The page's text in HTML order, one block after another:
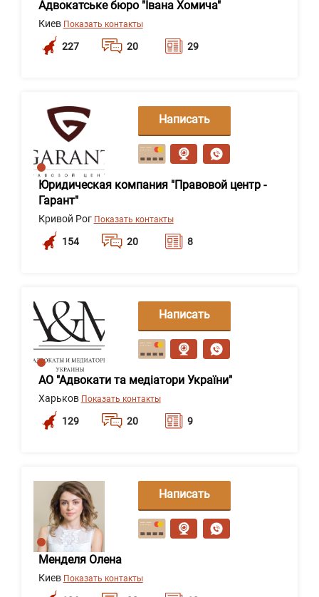
Адвокатське бюро "Івана Хомича"
Киев Показать контакты
227 20 29
Юридическая компания "Правовой центр -
Гарант"
Кривой Рог Показать контакты
154 20 8
Написать
сообщение
АО "Адвокати та медіатори України"
Харьков Показать контакты
129 20 9
Написать
сообщение
Менделя Олена
Киев Показать контакты
Написать
сообщение